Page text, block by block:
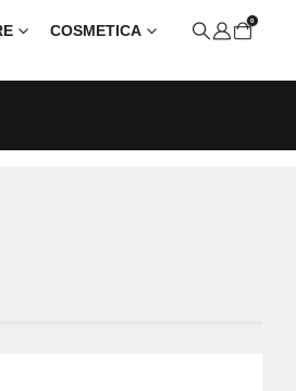
COSMETICA
0